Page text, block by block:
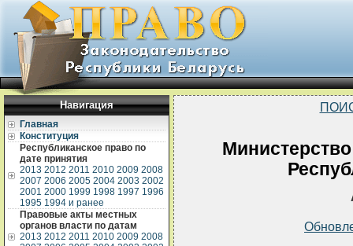
Навигация
Главная
Конституция
Республиканское право по
дате принятия
2013 2012 2011 2010 2009 2008
2007 2006 2005 2004 2003 2002
2001 2000 1999 1998 1997 1996
1995 1994 и ранее
Правовые акты местных
органов власти по датам
2013 2012 2011 2010 2009 2008